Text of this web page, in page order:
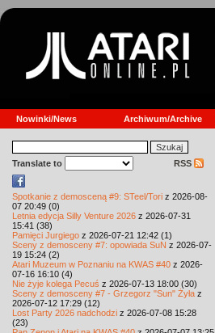
Nowinki/News Archiwum/Archive
Translate to RSS
Spotkanie z demosceną #9: STeel/Tori z 2026-08-
07 20:49 (0)
Letnia edycja Silly Venture 2026 z 2026-07-31
15:41 (38)
Pamięci Jurgiego z 2026-07-21 12:42 (1)
Sceny z demosceny #7: opowiada SuN z 2026-07-
19 15:24 (2)
Atari Muzeum w Poznaniu na KWAS #40 z 2026-
07-16 16:10 (4)
Nie żyje kolega Pecuś z 2026-07-13 18:00 (30)
Sceny z demosceny #7 - Grzegorz "Sun" Żyła z
2026-07-12 17:29 (12)
Lost Party 2026 nadchodzi z 2026-07-08 15:28
(23)